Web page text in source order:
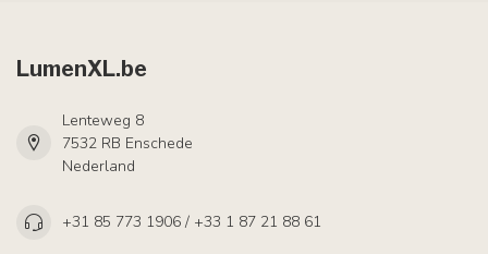
LumenXL.be
Lenteweg 8
7532 RB Enschede
Nederland
+31 85 773 1906 / +33 1 87 21 88 61